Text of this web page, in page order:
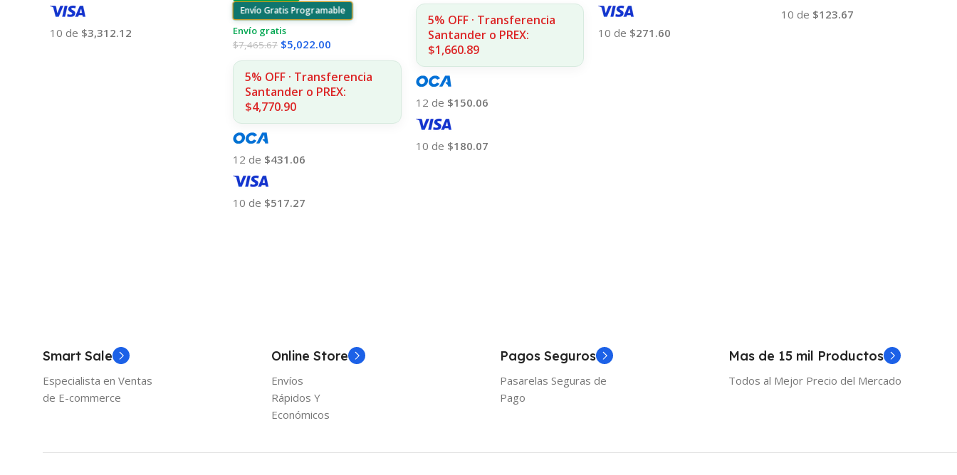
10 de $3,312.12
Envío Gratis Programable
Envío gratis
$7,465.67 $5,022.00
5% OFF · Transferencia
Santander o PREX:
$4,770.90
12 de $431.06
10 de $517.27
5% OFF · Transferencia
Santander o PREX:
$1,660.89
12 de $150.06
10 de $180.07
10 de $271.60
10 de $123.67
Smart Sale
Especialista en Ventas
de E-commerce
Online Store
Envíos
Rápidos Y
Económicos
Pagos Seguros
Pasarelas Seguras de
Pago
Mas de 15 mil Productos
Todos al Mejor Precio del Mercado